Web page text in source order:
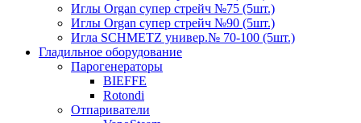
Иглы Organ супер стрейч №75 (5шт.)
Иглы Organ супер стрейч №90 (5шт.)
Игла SCHMETZ универ.№ 70-100 (5шт.)
Гладильное оборудование
Парогенераторы
BIEFFE
Rotondi
Отпариватели